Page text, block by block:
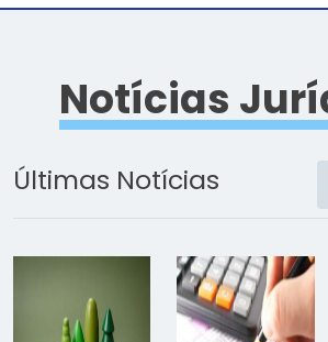
Notícias
Últimas Notícias